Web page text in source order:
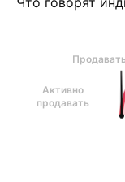
Продавать
Активно
продавать